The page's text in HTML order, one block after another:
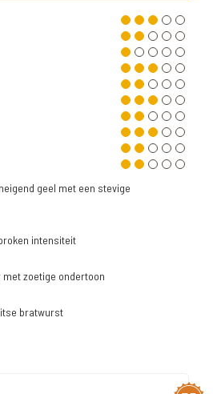
geel met een stevige
intensiteit
zoetige ondertoon
bratwurst